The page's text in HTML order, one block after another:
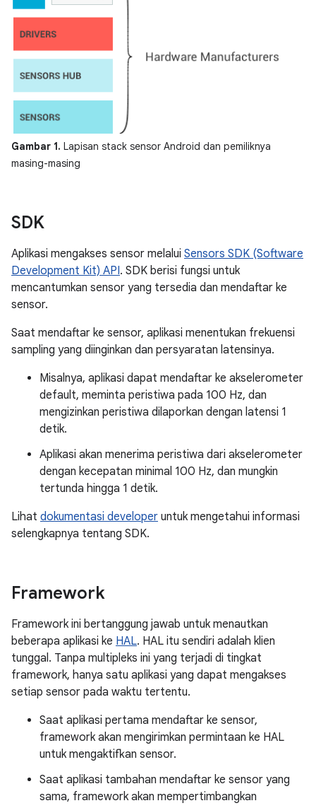
Gambar 1. Lapisan stack sensor Android dan pemiliknya
masing-masing
SDK
Aplikasi mengakses sensor melalui Sensors SDK (Software
Development Kit) API. SDK berisi fungsi untuk
mencantumkan sensor yang tersedia dan mendaftar ke
sensor.
Saat mendaftar ke sensor, aplikasi menentukan frekuensi
sampling yang diinginkan dan persyaratan latensinya.
Misalnya, aplikasi dapat mendaftar ke akselerometer
default, meminta peristiwa pada 100 Hz, dan
mengizinkan peristiwa dilaporkan dengan latensi 1
detik.
Aplikasi akan menerima peristiwa dari akselerometer
dengan kecepatan minimal 100 Hz, dan mungkin
tertunda hingga 1 detik.
Lihat dokumentasi developer untuk mengetahui informasi
selengkapnya tentang SDK.
Framework
Framework ini bertanggung jawab untuk menautkan
beberapa aplikasi ke HAL. HAL itu sendiri adalah klien
tunggal. Tanpa multipleks ini yang terjadi di tingkat
framework, hanya satu aplikasi yang dapat mengakses
setiap sensor pada waktu tertentu.
Saat aplikasi pertama mendaftar ke sensor,
framework akan mengirimkan permintaan ke HAL
untuk mengaktifkan sensor.
Saat aplikasi tambahan mendaftar ke sensor yang
sama, framework akan mempertimbangkan